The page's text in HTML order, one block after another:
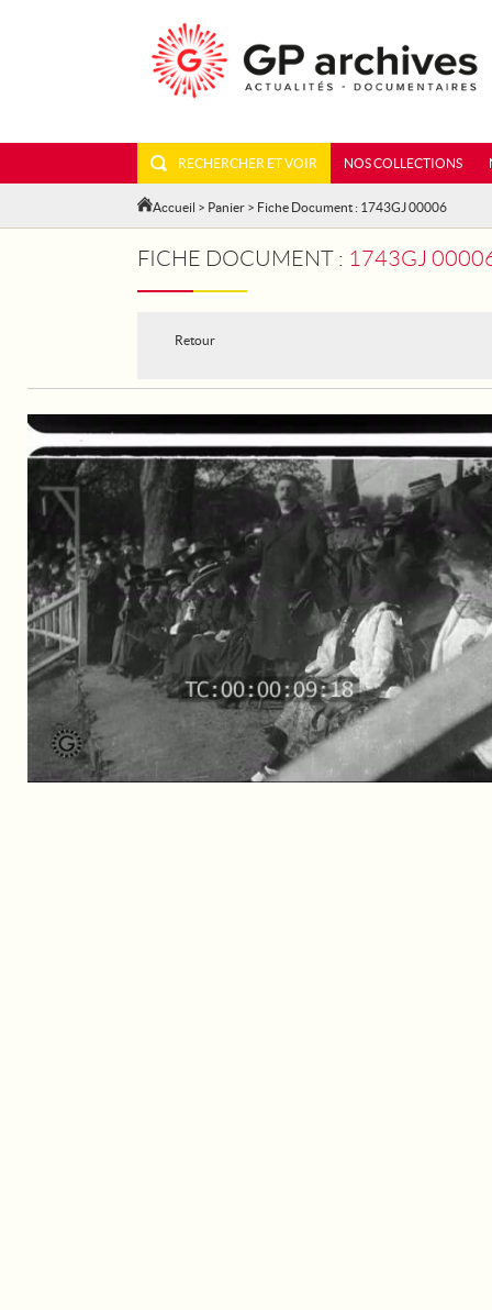
RECHERCHER ET VOIR NOS COLLECTIONS
Accueil > Panier > Fiche Document : 1743GJ 00006
FICHE DOCUMENT : 1743GJ 00006 - A L'ECOLE
Retour